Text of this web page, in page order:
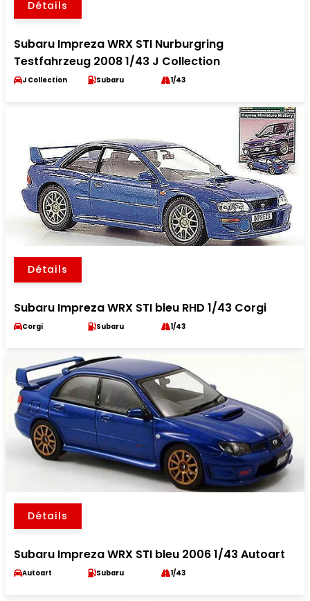
Détails
Subaru Impreza WRX STI Nurburgring
Testfahrzeug 2008 1/43 J Collection
J Collection Subaru 1/43
Détails
Subaru Impreza WRX STI bleu RHD 1/43 Corgi
Corgi Subaru 1/43
Détails
Subaru Impreza WRX STI bleu 2006 1/43 Autoart
Autoart Subaru 1/43